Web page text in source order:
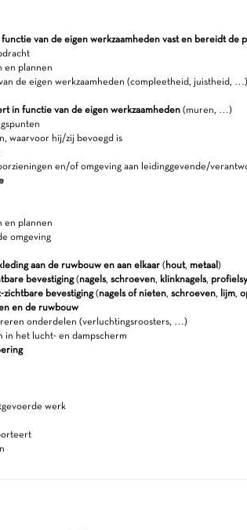
van de eigen werkzaamheden vast en bereidt de
en plannen
de eigen werkzaamheden (compleetheid, juistheid, …)
in functie van de eigen werkzaamheden(muren, …)
waarvoor hij/zij bevoegd is
en/of omgeving aan leidinggevende/
en plannen
omgeving
aan de ruwbouw en aan elkaar(hout, metaal )
bevestiging(nagels, schroeven, klinknagels,
bevestiging(nagels of nieten, schroeven, lijm,
en de ruwbouw
onderdelen (verluchtingsroosters, …)
in het lucht- en dampscherm
werk